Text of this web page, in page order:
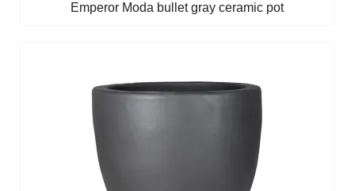
Emperor Moda bullet gray ceramic pot